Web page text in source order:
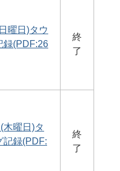
曜日)タウ
録(PDF:26
終
了
木曜日)タ
記録(PDF:
終
了